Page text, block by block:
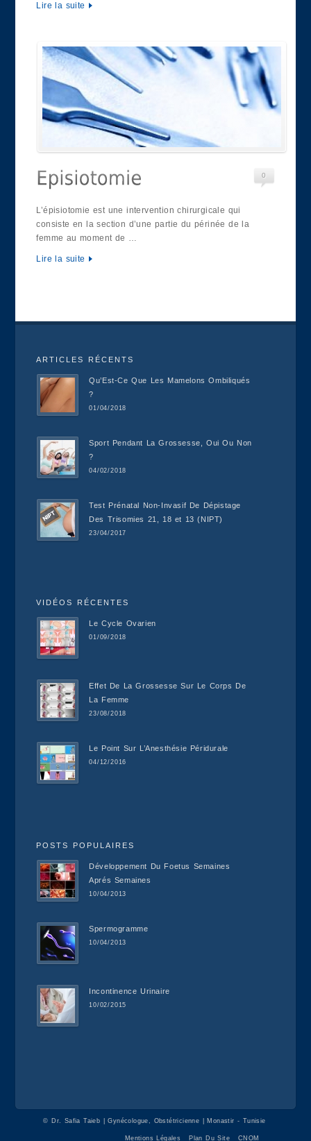
Lire la suite
0
L’épisiotomie est une intervention chirurgicale qui
consiste en la section d’une partie du périnée de la
femme au moment de …
Lire la suite
ARTICLES RÉCENTS
Qu’Est-Ce Que Les Mamelons Ombiliqués
?
01/04/2018
Sport Pendant La Grossesse, Oui Ou Non
?
04/02/2018
Test Prénatal Non-Invasif De Dépistage
Des Trisomies 21, 18 et 13 (NIPT)
23/04/2017
VIDÉOS RÉCENTES
Le Cycle Ovarien
01/09/2018
Effet De La Grossesse Sur Le Corps De
La Femme
23/08/2018
Le Point Sur L’Anesthésie Péridurale
04/12/2016
POSTS POPULAIRES
Développement Du Foetus Semaines
Aprés Semaines
10/04/2013
Spermogramme
10/04/2013
Incontinence Urinaire
10/02/2015
© Dr. Safia Taieb | Gynécologue, Obstétricienne | Monastir - Tunisie
Mentions Légales Plan Du Site CNOM